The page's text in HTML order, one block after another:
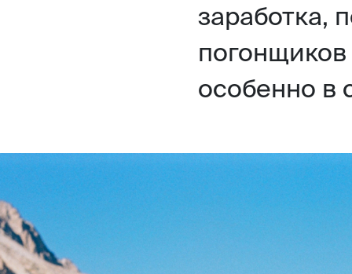
заработка,
особенно в